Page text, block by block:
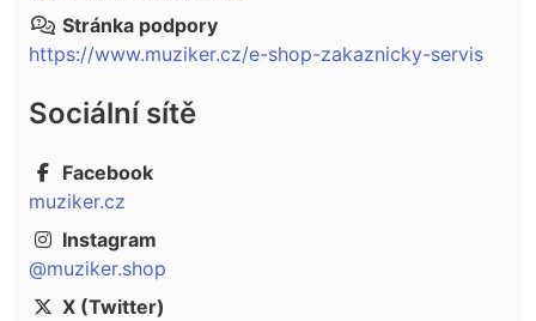
Stránka podpory
https://www.muziker.cz/e-shop-zakaznicky-servis
Sociální sítě
Facebook
muziker.cz
Instagram
@muziker.shop
X (Twitter)